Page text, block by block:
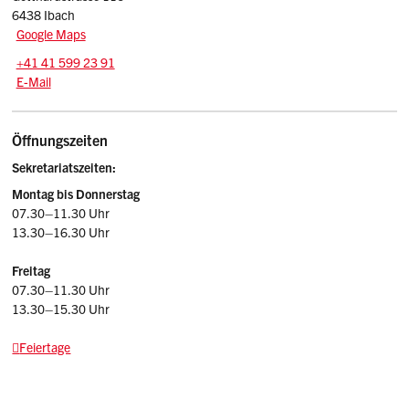
6438 Ibach
Google Maps
Tel.:
+41 41 599 23 91
E-Mail: sekretariat
E-Mail
Öffnungszeiten
Sekretariatszeiten:
Montag bis Donnerstag
07.30–11.30 Uhr
13.30–16.30 Uhr
Freitag
07.30–11.30 Uhr
13.30–15.30 Uhr
Feiertage